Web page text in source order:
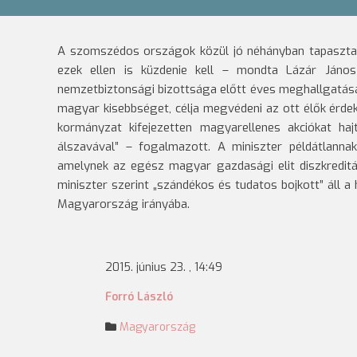
A szomszédos országok közül jó néhányban
ezek ellen is küzdenie kell – mondta Lázár János
nemzetbiztonsági bizottsága előtt éves
magyar kisebbséget, célja megvédeni az ott élők
kormányzat kifejezetten magyarellenes akciókat
álszavával” – fogalmazott. A miniszter
amelynek az egész magyar gazdasági elit
miniszter szerint „szándékos és tudatos bojkott” áll
Magyarország irányába.
2015. június 23. , 14:49
Forró László
Magyarország